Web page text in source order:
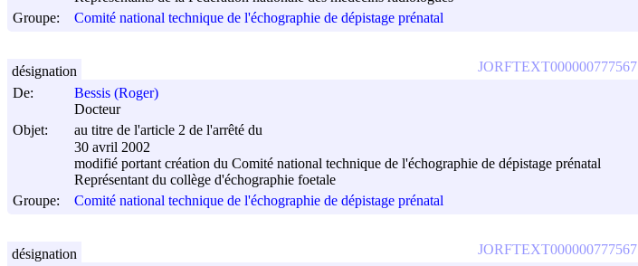
Groupe:
Comité national technique de l'échographie de dépistage prénatal
De:
Bessis (Roger)
Docteur
Objet:
au titre de l'article 2 de l'arrêté du
30 avril 2002
modifié portant création du Comité national technique de l'échographie de dépistage prénatal
Représentant du collège d'échographie foetale
Groupe:
Comité national technique de l'échographie de dépistage prénatal
JORFTEXT000000777567
désignation
JORFTEXT000000777567
désignation